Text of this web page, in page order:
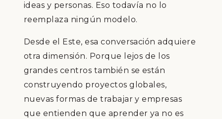
ideas y personas. Eso todavía no lo
reemplaza ningún modelo.
Desde el Este, esa conversación adquiere
otra dimensión. Porque lejos de los
grandes centros también se están
construyendo proyectos globales,
nuevas formas de trabajar y empresas
que entienden que aprender ya no es